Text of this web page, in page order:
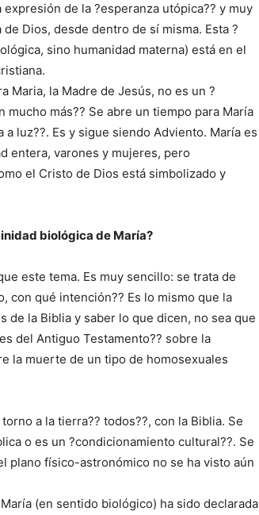
de la ?esperanza utópica?? y muy
Dios, desde dentro de sí misma. Esta ?
sino humanidad materna) está en el
Maria, la Madre de Jesús, no es un ?
mucho más?? Se abre un tiempo para María
luz??. Es y sigue siendo Adviento. María es
entera, varones y mujeres, pero
el Cristo de Dios está simbolizado y
biológica de María?
este tema. Es muy sencillo: se trata de
con qué intención?? Es lo mismo que la
de la Biblia y saber lo que dicen, no sea que
del Antiguo Testamento?? sobre la
la muerte de un tipo de homosexuales
a la tierra?? todos??, con la Biblia. Se
o es un ?condicionamiento cultural??. Se
plano físico-astronómico no se ha visto aún
(en sentido biológico) ha sido declarada